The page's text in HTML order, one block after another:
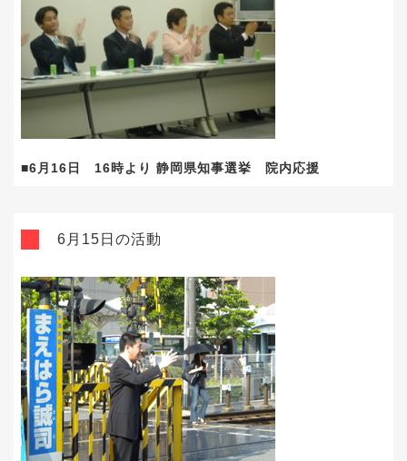
■6月16日 16時より 静岡県知事選挙 院内応援
6月15日の活動